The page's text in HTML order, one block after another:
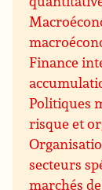
Finance
Politiques
risque et
secteurs
marchés